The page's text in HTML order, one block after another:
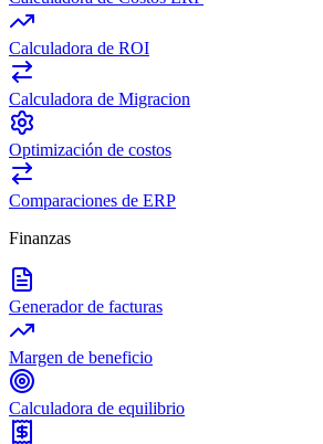
Calculadora de ROI
Calculadora de Migracion
Optimización de costos
Comparaciones de ERP
Finanzas
Generador de facturas
Margen de beneficio
Calculadora de equilibrio